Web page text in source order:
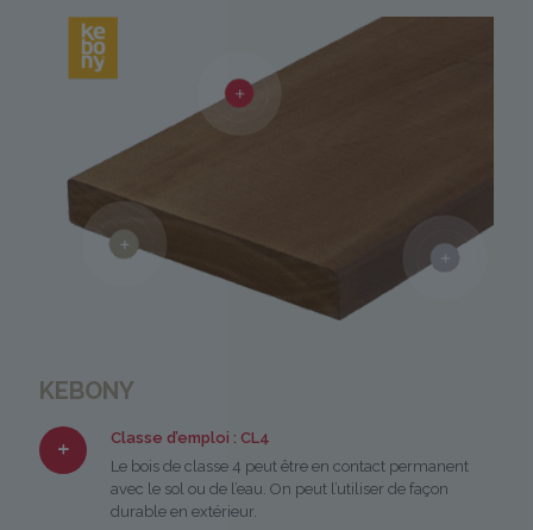
KEBONY
Classe d’emploi : CL4
Le bois de classe 4 peut être en contact permanent
avec le sol ou de l’eau. On peut l’utiliser de façon
durable en extérieur.